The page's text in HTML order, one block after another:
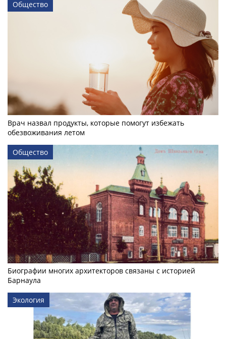
Общество
Врач назвал продукты, которые помогут избежать
обезвоживания летом
Общество
Биографии многих архитекторов связаны с историей
Барнаула
Экология